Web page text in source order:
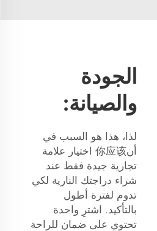
الجودة
والصيانة:
لذا، هذا هو السبب في
أن你应该 اختيار علامة
تجارية جيدة فقط عند
شراء دراجتك النارية لكي
تدوم لفترة أطول
بالتأكيد. اشترِ واحدة
تحتوي على ضمان للراحة